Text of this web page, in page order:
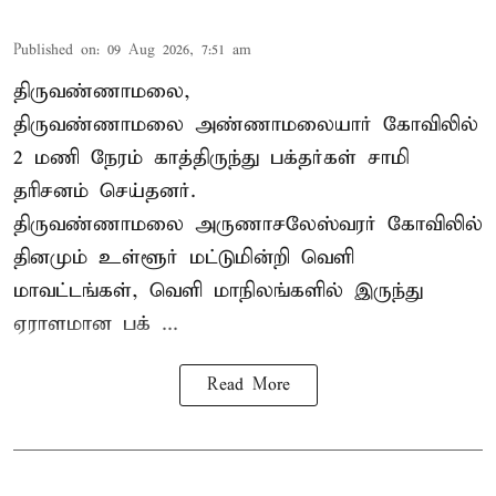
Published on: 09 Aug 2026, 7:51 am
திருவண்ணாமலை,
திருவண்ணாமலை அண்ணாமலையார் கோவிலில்
2 மணி நேரம் காத்திருந்து பக்தர்கள் சாமி
தரிசனம் செய்தனர்.
திருவண்ணாமலை அருணாசலேஸ்வரர் கோவிலில்
தினமும் உள்ளூர் மட்டுமின்றி வெளி
மாவட்டங்கள், வெளி மாநிலங்களில் இருந்து
ஏராளமான பக் ...
Read More